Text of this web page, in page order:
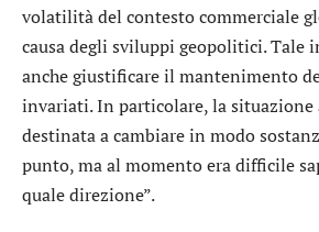
volatilità del contesto commerciale
causa degli sviluppi geopolitici. Tale
anche giustificare il mantenimento
invariati. In particolare, la situazione
destinata a cambiare in modo
punto, ma al momento era difficile
quale direzione”.